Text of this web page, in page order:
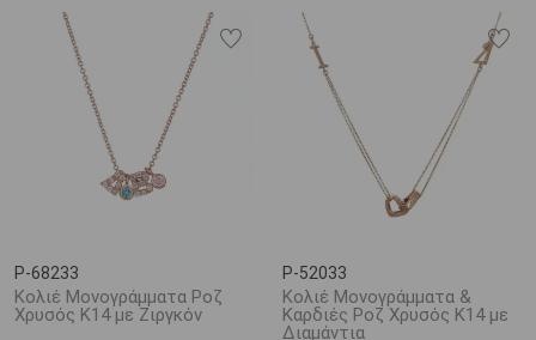
P-68233
Κολιέ Μονογράμματα Ροζ
Χρυσός Κ14 με Ζιργκόν
P-52033
Κολιέ Μονογράμματα &
Καρδιές Ροζ Χρυσός Κ14 με
Διαμάντια